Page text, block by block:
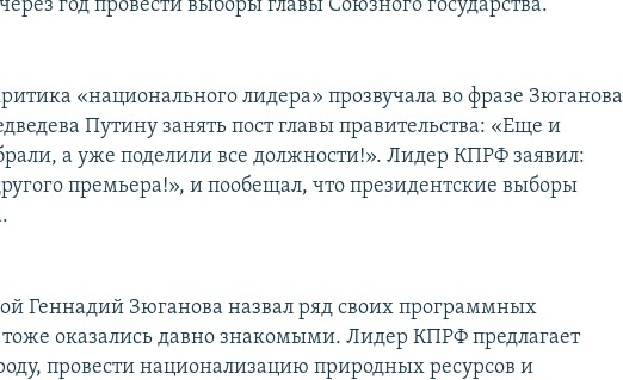
год провести выборы главы Союзного государства.
«национального лидера» прозвучала во фразе Зюганова
Путину занять пост главы правительства: «Еще и
а уже поделили все должности!». Лидер КПРФ заявил:
премьера!», и пообещал, что президентские выборы
Геннадий Зюганова назвал ряд своих программных
тоже оказались давно знакомыми. Лидер КПРФ предлагает
провести национализацию природных ресурсов и